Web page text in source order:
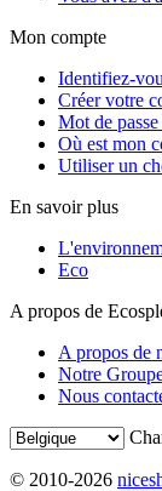
Mon compte
Identifiez-
Créer votre
Mot de
Où est mon
Utiliser un
En savoir plus
Eco
A propos de
A propos de
Notre
Nous
© 2010-2026